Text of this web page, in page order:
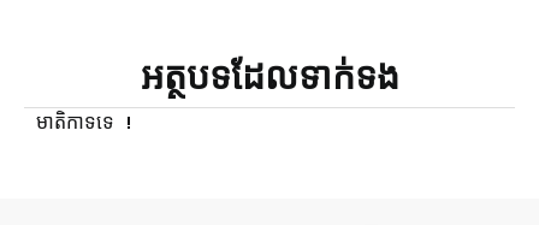
អត្ថបទ​ដែល​ទាក់ទង
មាតិកាទទេ ！